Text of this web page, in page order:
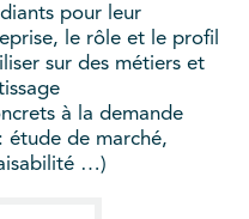
pour leur
le rôle et le profil
sur des métiers et
à la demande
étude de marché,
…)